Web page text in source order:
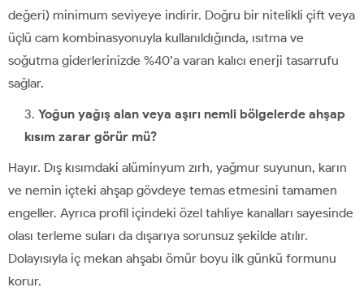
değeri) minimum seviyeye indirir. Doğru bir nitelikli çift veya
üçlü cam kombinasyonuyla kullanıldığında, ısıtma ve
soğutma giderlerinizde %40’a varan kalıcı enerji tasarrufu
sağlar.
Yoğun yağış alan veya aşırı nemli bölgelerde ahşap
kısım zarar görür mü?
Hayır. Dış kısımdaki alüminyum zırh, yağmur suyunun, karın
ve nemin içteki ahşap gövdeye temas etmesini tamamen
engeller. Ayrıca profil içindeki özel tahliye kanalları sayesinde
olası terleme suları da dışarıya sorunsuz şekilde atılır.
Dolayısıyla iç mekan ahşabı ömür boyu ilk günkü formunu
korur.